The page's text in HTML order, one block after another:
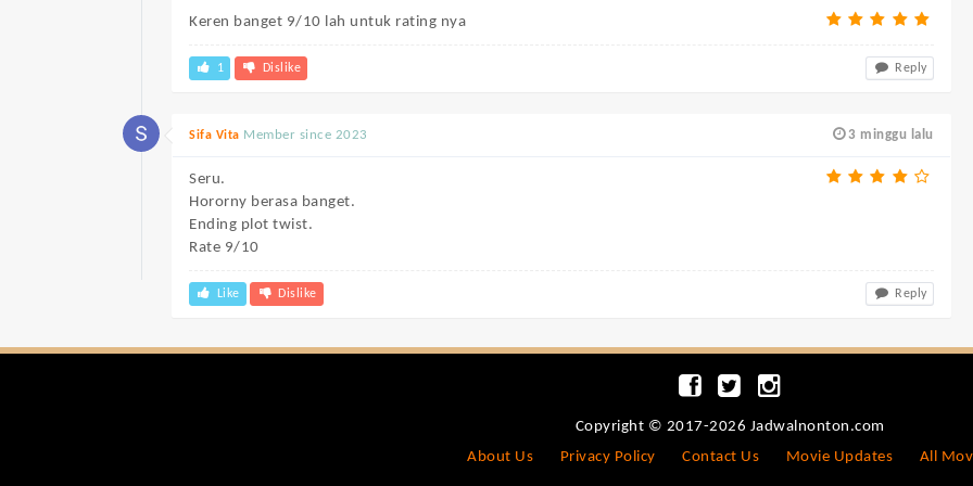
Keren banget 9/10 lah untuk rating nya
1 Dislike Reply
3 minggu lalu
Sifa Vita Member since 2023
Seru.
Hororny berasa banget.
Ending plot twist.
Rate 9/10
Like Dislike Reply
Copyright © 2017-2026 Jadwalnonton.com
About Us
Privacy Policy Contact Us Movie Updates All